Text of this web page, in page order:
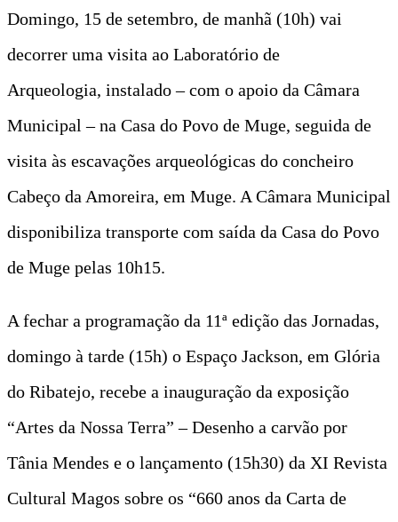
Domingo, 15 de setembro, de manhã (10h) vai
decorrer uma visita ao Laboratório de
Arqueologia, instalado – com o apoio da Câmara
Municipal – na Casa do Povo de Muge, seguida de
visita às escavações arqueológicas do concheiro
Cabeço da Amoreira, em Muge. A Câmara Municipal
disponibiliza transporte com saída da Casa do Povo
de Muge pelas 10h15.
A fechar a programação da 11ª edição das Jornadas,
domingo à tarde (15h) o Espaço Jackson, em Glória
do Ribatejo, recebe a inauguração da exposição
“Artes da Nossa Terra” – Desenho a carvão por
Tânia Mendes e o lançamento (15h30) da XI Revista
Cultural Magos sobre os “660 anos da Carta de